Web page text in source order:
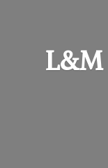
L&M